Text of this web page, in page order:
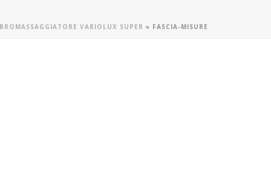
VARIOLUX SUPER » FASCIA-MISURE